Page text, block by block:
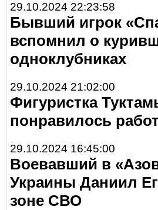
29.10.2024 22:23:58
Бывший игрок
вспомнил о
одноклубниках
29.10.2024 21:02:00
Фигуристка
понравилось
29.10.2024 16:45:00
Воевавший в
Украины Даниил
зоне СВО